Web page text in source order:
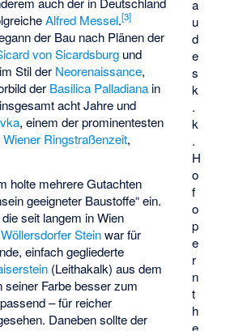
a
u
d
e
s
k
.
k
.
H
o
f
o
p
e
r
n
t
h
Alfred Messel.[3]
der Bau nach Plänen der
von Sicardsburg und
im Stil der Neorenaissance,
der Basilica Palladiana in
acht Jahre und
, einem der prominentesten
Wiener Ringstraßenzeit,
holte mehrere Gutachten
geeigneter Baustoffe“ ein.
seit langem in Wien
Wöllersdorfer Steinwar für
einfach gegliederte
(Leithakalk) aus dem
seiner Farbe besser zum
passend – für reicher
Daneben sollte der